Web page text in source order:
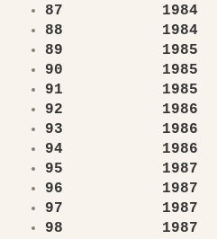
87 1984
88 1984
89 1985
90 1985
91 1985
92 1986
93 1986
94 1986
95 1987
96 1987
97 1987
98 1987